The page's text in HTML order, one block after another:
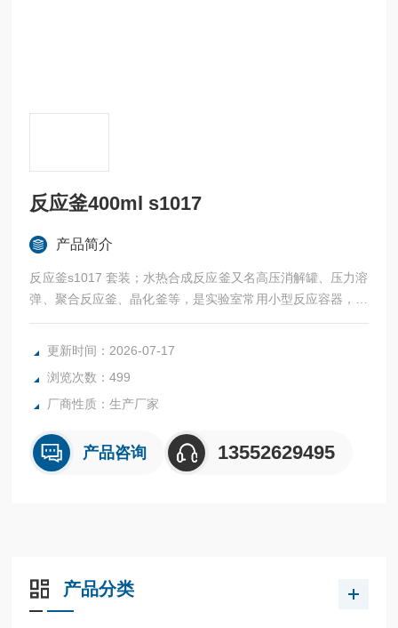
反应釜400ml s1017
产品简介
反应釜s1017 套装；水热合成反应釜又名高压消解罐、压力溶
弹、聚合反应釜、晶化釜等，是实验室常用小型反应容器，可
用于小剂量合成反应，还用于罐体内强酸或强碱且高温高压封
闭环境来达到快速消解难溶物质的目的。广泛使用在石油化
商品检验等部门的研究和生产中。
更新时间：2026-07-17
浏览次数：499
厂商性质：生产厂家
产品咨询 13552629495
产品分类